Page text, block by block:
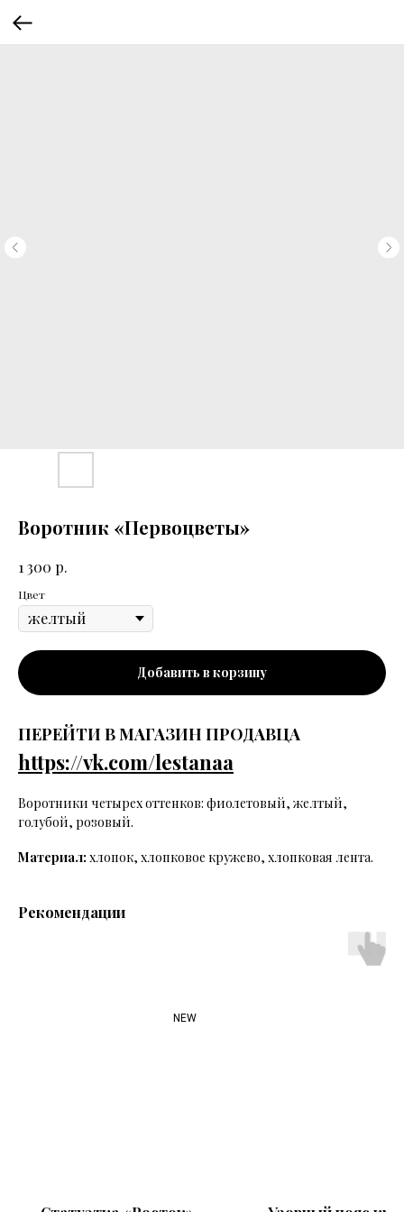
Воротник «Первоцветы»
1 300 р.
Цвет
Добавить в корзину
ПЕРЕЙТИ В МАГАЗИН ПРОДАВЦА
https://vk.com/lestanaa
Воротники четырех оттенков: фиолетовый, желтый,
голубой, розовый.
Материал: хлопок, хлопковое кружево, хлопковая лента.
Рекомендации
NEW